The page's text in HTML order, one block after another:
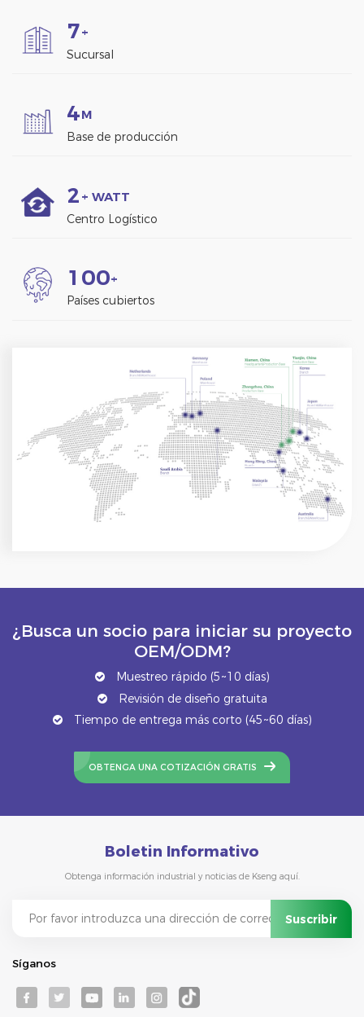
7+
Sucursal
4M
Base de producción
2 + WATT
Centro Logístico
1 00+
Países cubiertos
¿Busca un socio para iniciar su proyecto
OEM/ODM?
Muestreo rápido (5~10 días)
Revisión de diseño gratuita
Tiempo de entrega más corto (45~60 días)
OBTENGA UNA COTIZACIÓN GRATIS
Boletin Informativo
Obtenga información industrial y noticias de Kseng aquí.
Síganos